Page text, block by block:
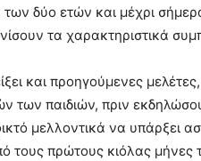
των δύο ετών και μέχρι
τα χαρακτηριστικά
και προηγούμενες
των παιδιών, πριν
μελλοντικά να υπάρξει
τους πρώτους κιόλας